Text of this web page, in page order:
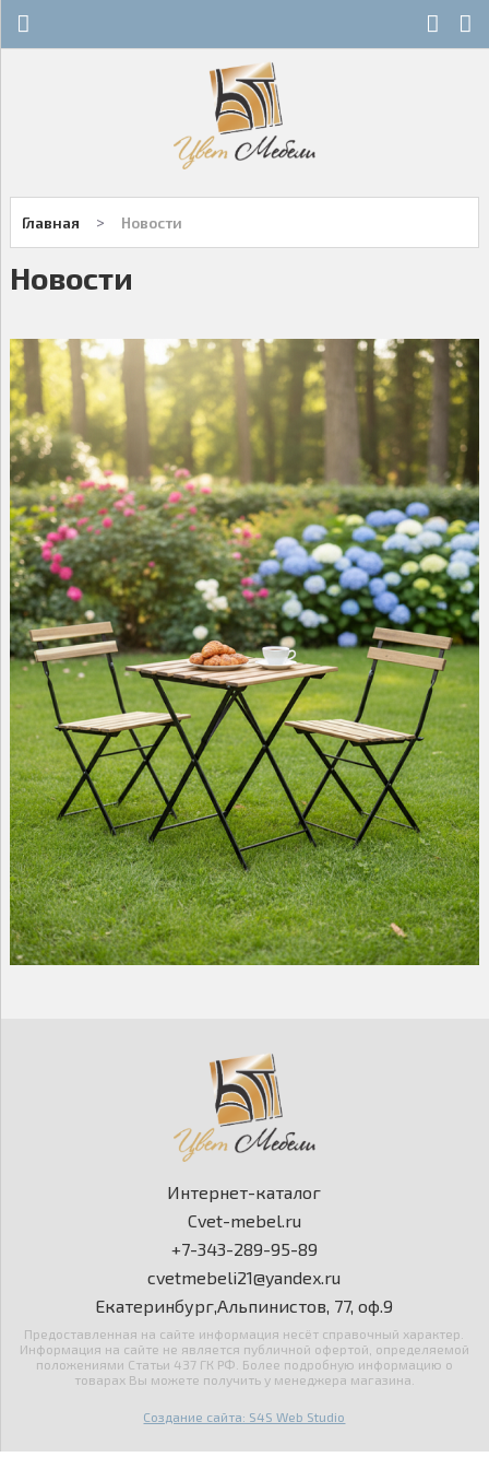
Екатеринбург
Написать нам
Заказы принимаются
09.00-18.00
ДЕРЕВЯННЫЕ СТОЛЫ
ОБЕДЕННЫЕ ГРУППЫ
СТУЛЬЯ НА МЕТАЛЛОКАРКАСЕ
ДЕРЕВЯННЫЕ СТУЛЬЯ
БАРНЫЕ СТУЛЬЯ
ПЛАСТИКОВЫЕ СТУЛЬЯ
ОФИСНАЯ МЕБЕЛЬ
МАЛЫЕ ФОРМЫ
САДОВАЯ МЕБЕЛЬ
ДОМАШНИЙ ТЕКСТИЛЬ
Главная > Новости
Новости
Интернет-каталог
Cvet-mebel.ru
+7-343-289-95-89
cvetmebeli21@yandex.ru
Екатеринбург,Альпинистов, 77, оф.9
Предоставленная на сайте информация несёт справочный характер.
Информация на сайте не является публичной офертой, определяемой
положениями Статьи 437 ГК РФ. Более подробную информацию о
товарах Вы можете получить у менеджера магазина.
Создание сайта: S4S Web Studio